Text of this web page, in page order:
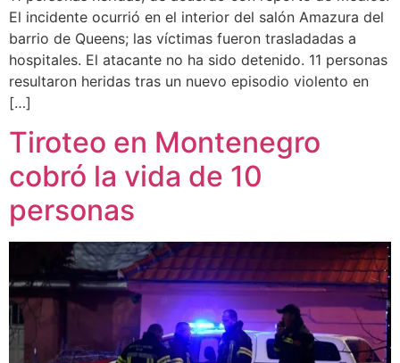
El incidente ocurrió en el interior del salón Amazura del
barrio de Queens; las víctimas fueron trasladadas a
hospitales. El atacante no ha sido detenido. 11 personas
resultaron heridas tras un nuevo episodio violento en
[…]
Tiroteo en Montenegro
cobró la vida de 10
personas